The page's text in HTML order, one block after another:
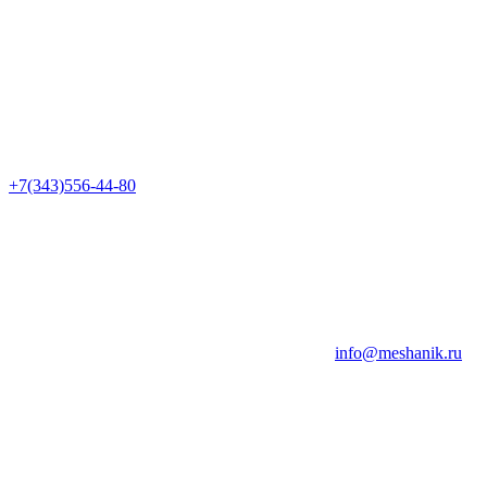
+7(343)556-44-80
info@meshanik.ru